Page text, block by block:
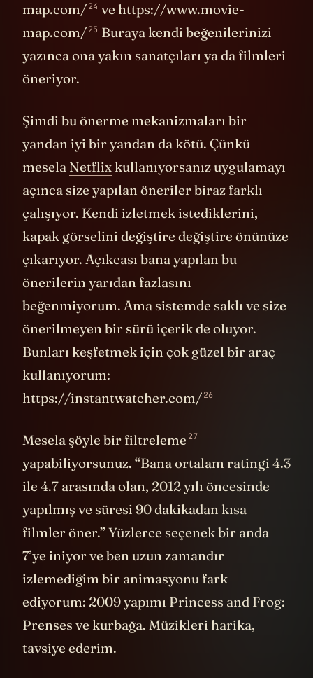
map.com/24 ve https://www.movie-
map.com/25 Buraya kendi beğenilerinizi
yazınca ona yakın sanatçıları ya da filmleri
öneriyor.
Şimdi bu önerme mekanizmaları bir
yandan iyi bir yandan da kötü. Çünkü
mesela Netflix kullanıyorsanız uygulamayı
açınca size yapılan öneriler biraz farklı
çalışıyor. Kendi izletmek istediklerini,
kapak görselini değiştire değiştire önünüze
çıkarıyor. Açıkcası bana yapılan bu
önerilerin yarıdan fazlasını
beğenmiyorum. Ama sistemde saklı ve size
önerilmeyen bir sürü içerik de oluyor.
Bunları keşfetmek için çok güzel bir araç
kullanıyorum:
https://instantwatcher.com/26
Mesela şöyle bir filtreleme 27
yapabiliyorsunuz. “Bana ortalam ratingi 4.3
ile 4.7 arasında olan, 2012 yılı öncesinde
yapılmış ve süresi 90 dakikadan kısa
filmler öner.” Yüzlerce seçenek bir anda
7’ye iniyor ve ben uzun zamandır
izlemediğim bir animasyonu fark
ediyorum: 2009 yapımı Princess and Frog:
Prenses ve kurbağa. Müzikleri harika,
tavsiye ederim.